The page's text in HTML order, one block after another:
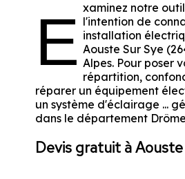
E xaminez notre
l'intention de
installation
Aouste Sur Sye
Alpes. Pour poser
répartition,
réparer un équipement
un système d'éclairage ...
dans le département
Devis gratuit à